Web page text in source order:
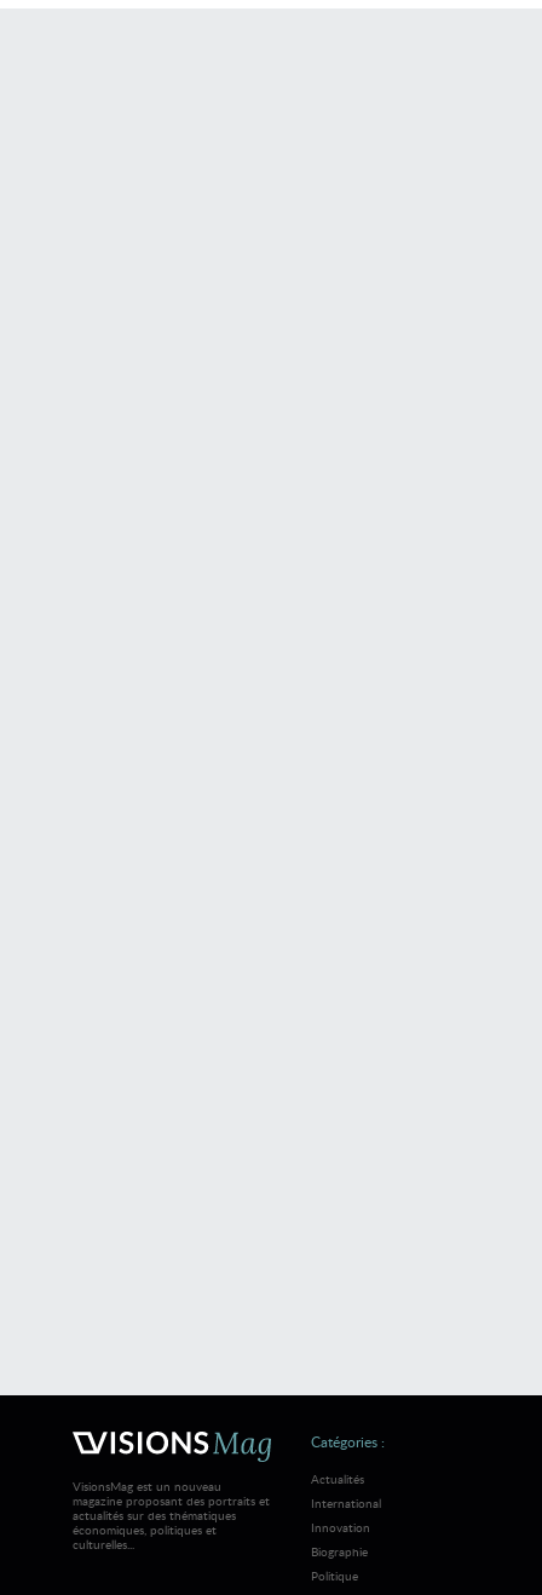
VisionsMag est un nouveau
magazine proposant des portraits et
actualités sur des thématiques
économiques, politiques et
culturelles...
Catégories :
Actualités
International
Innovation
Biographie
Politique